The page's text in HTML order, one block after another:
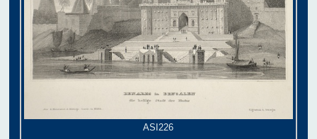
ASI226